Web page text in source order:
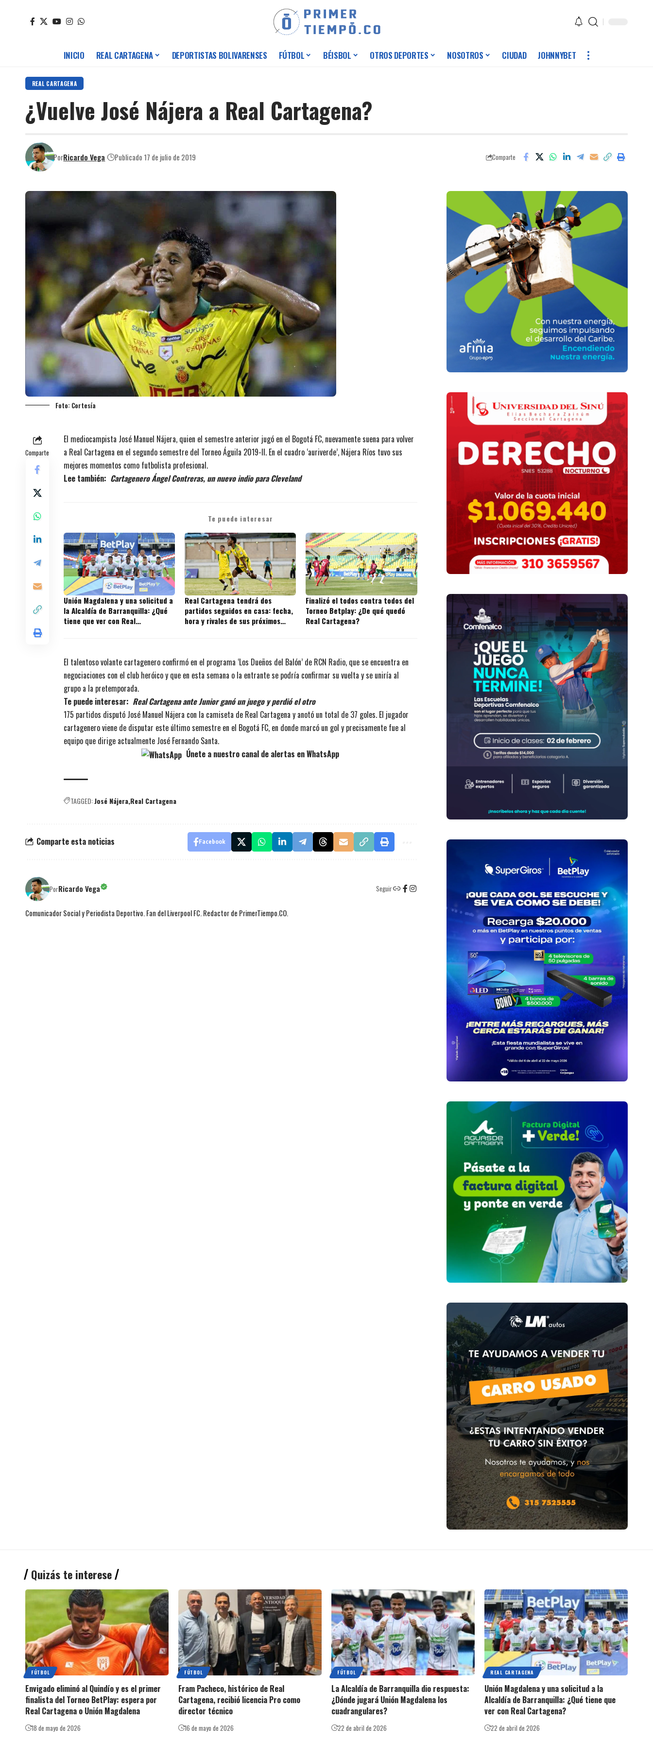
INICIO REAL CARTAGENA DEPORTISTAS BOLIVARENSES FÚTBOL BÉISBOL OTROS DEPORTES NOSOTROS CIUDAD JOHNNYBET
REAL CARTAGENA
¿Vuelve José Nájera a Real Cartagena?
PorRicardo Vega Publicado 17 de julio de 2019 Comparte
Foto: Cortesía
Comparte
El mediocampista José Manuel Nájera, quien el semestre anterior jugó en el Bogotá FC, nuevamente suena para volver
a Real Cartagena en el segundo semestre del Torneo Águila 2019-II. En el cuadro ‘auriverde’, Nájera Ríos tuvo sus
mejores momentos como futbolista profesional.
Lee también: Cartagenero Ángel Contreras, un nuevo indio para Cleveland
Te puede interesar
Unión Magdalena y una solicitud a
la Alcaldía de Barranquilla: ¿Qué
tiene que ver con Real
Real Cartagena tendrá dos
partidos seguidos en casa: fecha,
hora y rivales de sus próximos
Finalizó el todos contra todos del
Torneo Betplay: ¿De qué quedó
Real Cartagena?
El talentoso volante cartagenero confirmó en el programa ‘Los Dueños del Balón’ de RCN Radio, que se encuentra en
negociaciones con el club heróico y que en esta semana o la entrante se podría confirmar su vuelta y se uniría al
grupo a la pretemporada.
Te puede interesar: Real Cartagena ante Junior ganó un juego y perdió el otro
175 partidos disputó José Manuel Nájera con la camiseta de Real Cartagena y anotó un total de 37 goles. El jugador
cartagenero viene de disputar este último semestre en el Bogotá FC, en donde marcó un gol y precisamente fue al
equipo que dirige actualmente José Fernando Santa.
Únete a nuestro canal de alertas en WhatsApp
TAGGED:José Nájera Real Cartagena
Comparte esta noticias Facebook
PorRicardo Vega Seguir
Comunicador Social y Periodista Deportivo. Fan del Liverpool FC. Redactor de PrimerTiempo.CO.
Quizás te interese
FÚTBOL
Envigado eliminó al Quindío y es el primer
finalista del Torneo BetPlay: espera por
Real Cartagena o Unión Magdalena
18 de mayo de 2026
FÚTBOL
Fram Pacheco, histórico de Real
Cartagena, recibió licencia Pro como
director técnico
16 de mayo de 2026
FÚTBOL
La Alcaldía de Barranquilla dio respuesta:
¿Dónde jugará Unión Magdalena los
cuadrangulares?
22 de abril de 2026
REAL CARTAGENA
Unión Magdalena y una solicitud a la
Alcaldía de Barranquilla: ¿Qué tiene que
ver con Real Cartagena?
22 de abril de 2026